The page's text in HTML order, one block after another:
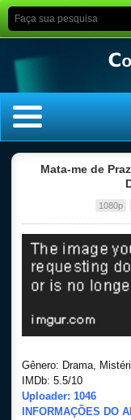
Mata-me de
1080p
Gênero: Drama,
IMDb: 5.5/10
Uploader: 1046
INFORMAÇÕES DO